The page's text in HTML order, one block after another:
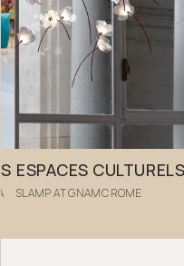
ESPACES
SLAMP AT GNAMC ROME